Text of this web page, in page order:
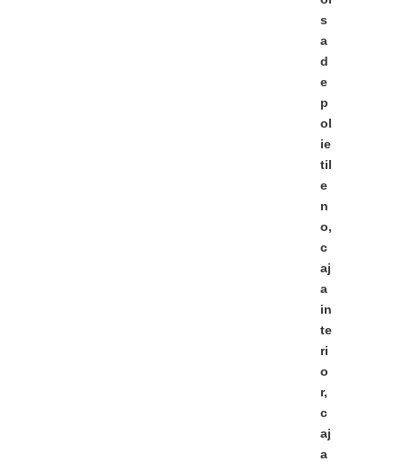
s
a
d
e
p
ol
ie
til
e
n
o,
c
aj
a
in
te
ri
o
r,
c
aj
a